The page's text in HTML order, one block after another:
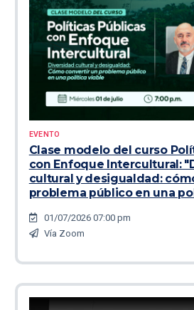
EVENTO
Clase modelo del curso
con Enfoque Intercultural:
cultural y desigualdad:
problema público en una
01/07/2026 07:00 pm
Vía Zoom